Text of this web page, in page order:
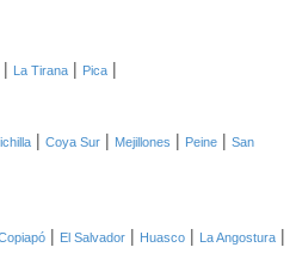
| La Tirana | Pica |
| Coya Sur | Mejillones | Peine | San
| El Salvador | Huasco | La Angostura |